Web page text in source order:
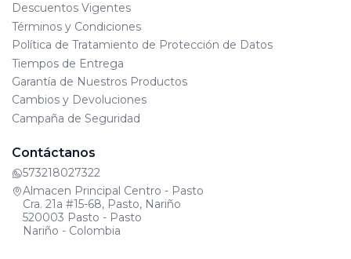
Descuentos Vigentes
Términos y Condiciones
Política de Tratamiento de Protección de Datos
Tiempos de Entrega
Garantía de Nuestros Productos
Cambios y Devoluciones
Campaña de Seguridad
Contáctanos
573218027322
Almacen Principal Centro - Pasto
Cra. 21a #15-68, Pasto, Nariño
520003 Pasto - Pasto
Nariño - Colombia